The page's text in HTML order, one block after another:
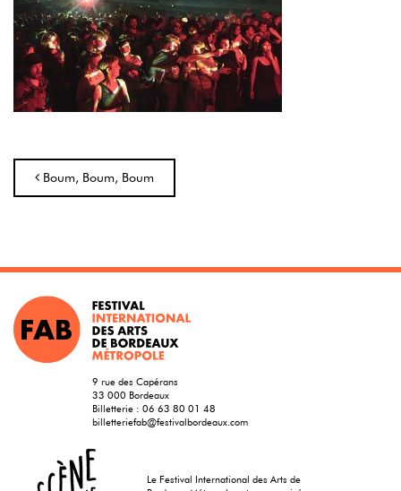
Navigation
Boum, Boum, Boum
9 rue des Capérans
33 000 Bordeaux
Billetterie : 06 63 80 01 48
billetteriefab@festivalbordeaux.com
Le Festival International des Arts de